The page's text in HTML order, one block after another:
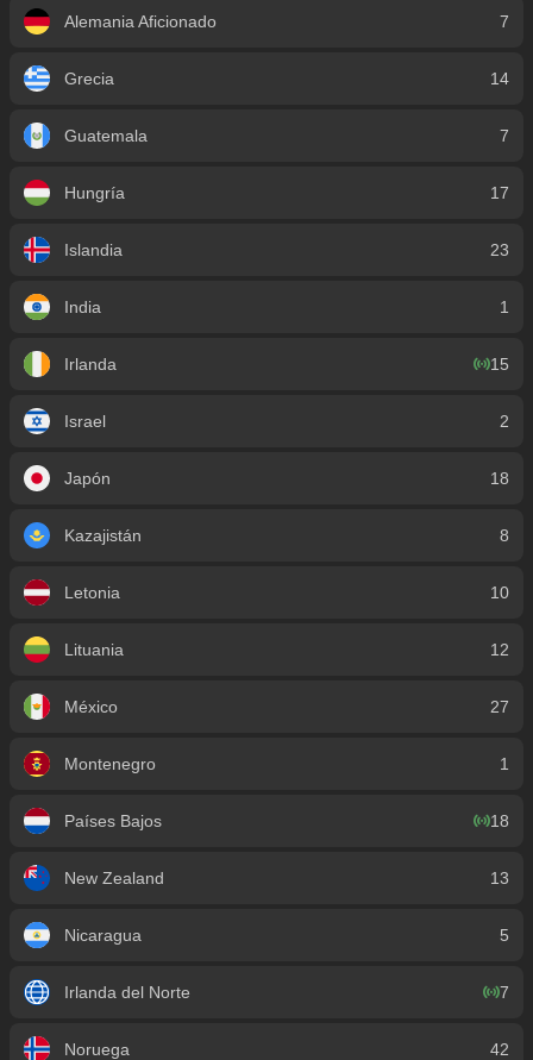
Alemania Aficionado 7
Grecia 14
Guatemala 7
Hungría 17
Islandia 23
India 1
Irlanda 15
Israel 2
Japón 18
Kazajistán 8
Letonia 10
Lituania 12
México 27
Montenegro 1
Países Bajos 18
New Zealand 13
Nicaragua 5
Irlanda del Norte 7
Noruega 42